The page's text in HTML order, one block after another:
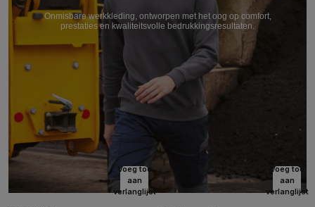
Onmisbare werkkleding, ontworpen met het oog op comfort,
prestaties en kwaliteitsvolle bedrukkingsresultaten.
Voeg toe
aan
verlanglijst
Voeg toe
aan
verlanglijst